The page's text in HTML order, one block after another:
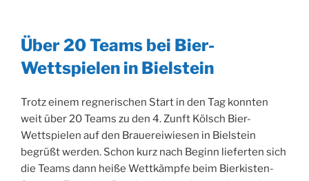
Über 20 Teams bei Bier-
Wettspielen in Bielstein
Trotz einem regnerischen Start in den Tag konnten
weit über 20 Teams zu den 4. Zunft Kölsch Bier-
Wettspielen auf den Brauereiwiesen in Bielstein
begrüßt werden. Schon kurz nach Beginn lieferten sich
die Teams dann heiße Wettkämpfe beim Bierkisten-